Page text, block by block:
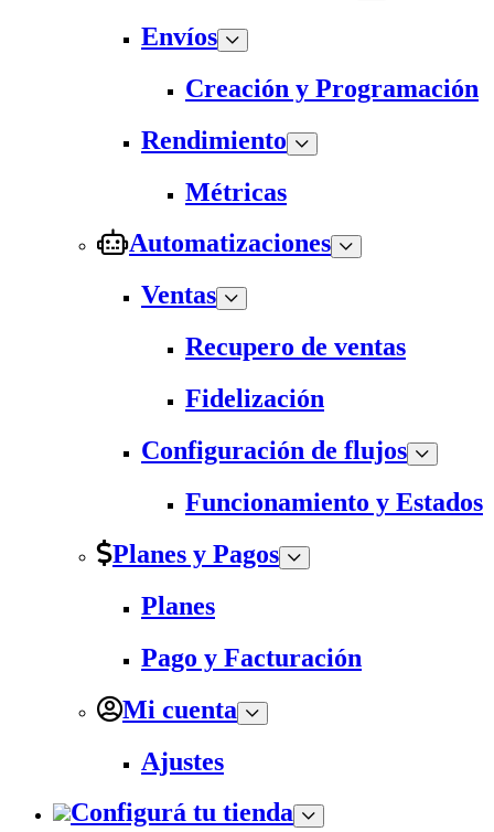
Envíos
Creación y Programación
Rendimiento
Métricas
Automatizaciones
Ventas
Recupero de ventas
Fidelización
Configuración de flujos
Funcionamiento y Estados
Planes y Pagos
Planes
Pago y Facturación
Mi cuenta
Ajustes
Configurá tu tienda